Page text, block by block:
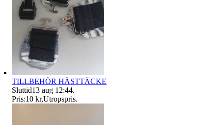
TILLBEHÖR HÄSTTÄCKE
Sluttid13 aug 12:44.
Pris:10 kr,Utropspris.